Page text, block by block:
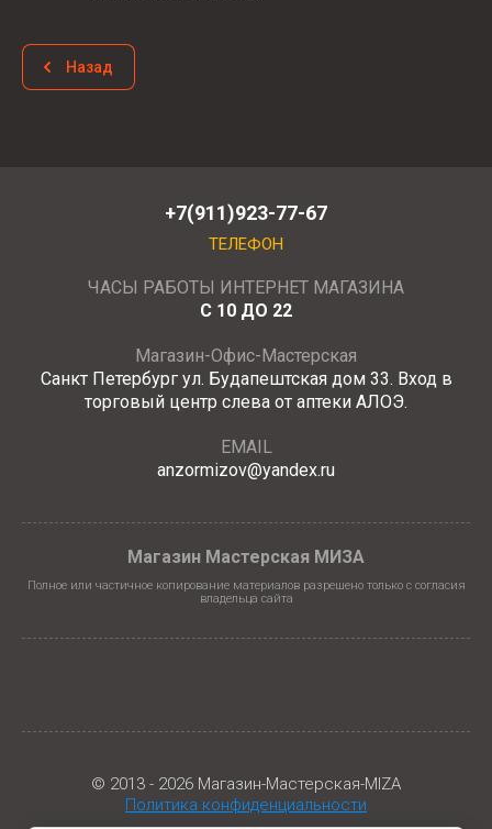
Назад
+7(911)923-77-67
ТЕЛЕФОН
ЧАСЫ РАБОТЫ ИНТЕРНЕТ МАГАЗИНА
С 10 ДО 22
Магазин-Офис-Мастерская
Санкт Петербург ул. Будапештская дом 33. Вход в
торговый центр слева от аптеки АЛОЭ.
EMAIL
anzormizov@yandex.ru
Магазин Мастерская МИЗА
Полное или частичное копирование материалов разрешено только с согласия
владельца сайта
© 2013 - 2026 Магазин-Мастерская-MIZA
Политика конфиденциальности